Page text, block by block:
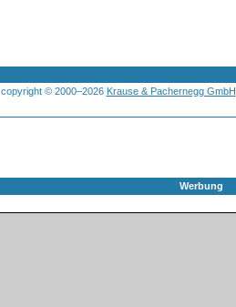
copyright © 2000–2026 Krause & Pachernegg GmbH
Werbung